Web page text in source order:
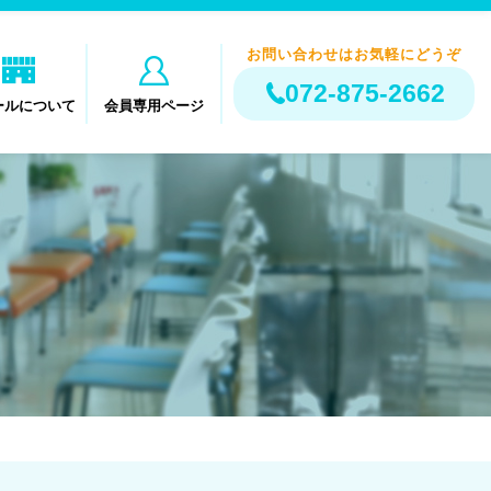
ルについて 会員専用ページ
お問い合わせはお気軽にどうぞ
072-875-2662